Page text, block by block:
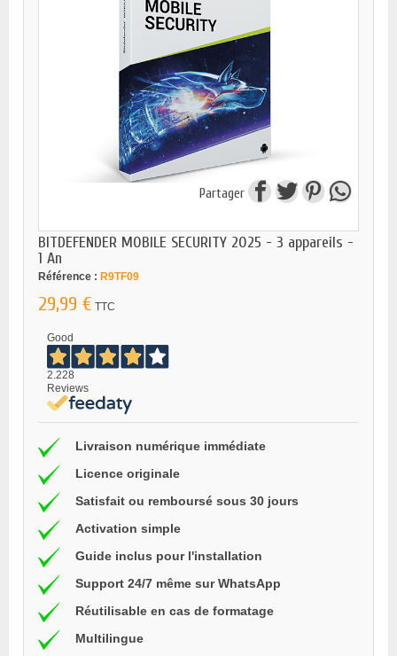
Partager
BITDEFENDER MOBILE SECURITY 2025 - 3 appareils -
1 An
Référence : R9TF09
29,99 € TTC
Good
2.228
Reviews
Livraison numérique immédiate
Licence originale
Satisfait ou remboursé sous 30 jours
Activation simple
Guide inclus pour l'installation
Support 24/7 même sur WhatsApp
Réutilisable en cas de formatage
Multilingue